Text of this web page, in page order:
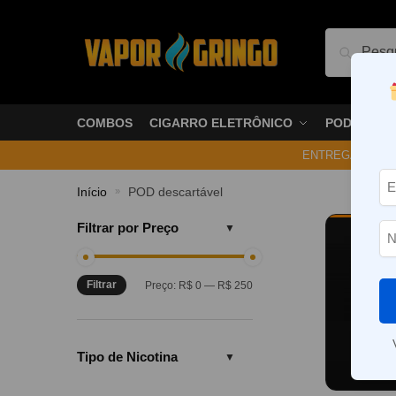
COMBOS CIGARRO ELETRÔNICO PODS
ENTREGA NO
Início » POD descartável
O
Filtrar por Preço
Filtrar Preço: R$ 0 — R$ 250
Tipo de Nicotina